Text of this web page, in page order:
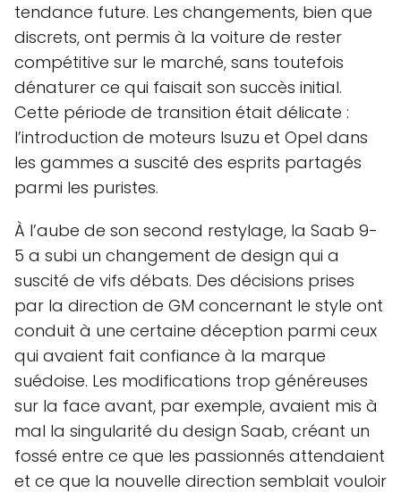
tendance future. Les changements, bien que
discrets, ont permis à la voiture de rester
compétitive sur le marché, sans toutefois
dénaturer ce qui faisait son succès initial.
Cette période de transition était délicate :
l’introduction de moteurs Isuzu et Opel dans
les gammes a suscité des esprits partagés
parmi les puristes.
À l’aube de son second restylage, la Saab 9-
5 a subi un changement de design qui a
suscité de vifs débats. Des décisions prises
par la direction de GM concernant le style ont
conduit à une certaine déception parmi ceux
qui avaient fait confiance à la marque
suédoise. Les modifications trop généreuses
sur la face avant, par exemple, avaient mis à
mal la singularité du design Saab, créant un
fossé entre ce que les passionnés attendaient
et ce que la nouvelle direction semblait vouloir